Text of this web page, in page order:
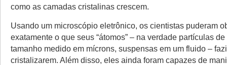
como as camadas cristalinas crescem.
Usando um microscópio eletrônico, os cientistas puderam
exatamente o que seus “átomos” – na verdade partículas
tamanho medido em mícrons, suspensas em um fluido –
cristalizarem. Além disso, eles ainda foram capazes de